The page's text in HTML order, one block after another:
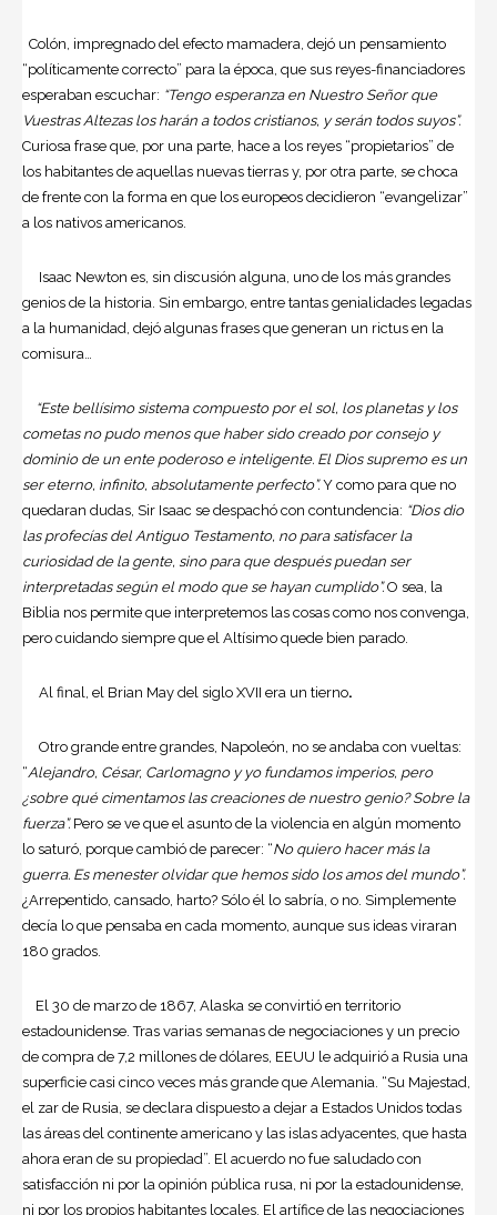
Colón, impregnado del efecto mamadera, dejó un pensamiento
“políticamente correcto” para la época, que sus reyes-financiadores
esperaban escuchar: “Tengo esperanza en Nuestro Señor que
Vuestras Altezas los harán a todos cristianos, y serán todos suyos”.
Curiosa frase que, por una parte, hace a los reyes “propietarios” de
los habitantes de aquellas nuevas tierras y, por otra parte, se choca
de frente con la forma en que los europeos decidieron “evangelizar”
a los nativos americanos.
Isaac Newton es, sin discusión alguna, uno de los más grandes
genios de la historia. Sin embargo, entre tantas genialidades legadas
a la humanidad, dejó algunas frases que generan un rictus en la
comisura…
“Este bellísimo sistema compuesto por el sol, los planetas y los
cometas no pudo menos que haber sido creado por consejo y
dominio de un ente poderoso e inteligente. El Dios supremo es un
ser eterno, infinito, absolutamente perfecto”.Y como para que no
quedaran dudas, Sir Isaac se despachó con contundencia: “Dios dio
las profecías del Antiguo Testamento, no para satisfacer la
curiosidad de la gente, sino para que después puedan ser
interpretadas según el modo que se hayan cumplido”.O sea, la
Biblia nos permite que interpretemos las cosas como nos convenga,
pero cuidando siempre que el Altísimo quede bien parado.
Al final, el Brian May del siglo XVII era un tierno.
Otro grande entre grandes, Napoleón, no se andaba con vueltas:
“Alejandro, César, Carlomagno y yo fundamos imperios, pero
¿sobre qué cimentamos las creaciones de nuestro genio? Sobre la
fuerza”. Pero se ve que el asunto de la violencia en algún momento
lo saturó, porque cambió de parecer: “No quiero hacer más la
guerra. Es menester olvidar que hemos sido los amos del mundo”.
¿Arrepentido, cansado, harto? Sólo él lo sabría, o no. Simplemente
decía lo que pensaba en cada momento, aunque sus ideas viraran
180 grados.
El 30 de marzo de 1867, Alaska se convirtió en territorio
estadounidense. Tras varias semanas de negociaciones y un precio
de compra de 7,2 millones de dólares, EEUU le adquirió a Rusia una
superficie casi cinco veces más grande que Alemania. “Su Majestad,
el zar de Rusia, se declara dispuesto a dejar a Estados Unidos todas
las áreas del continente americano y las islas adyacentes, que hasta
ahora eran de su propiedad”. El acuerdo no fue saludado con
satisfacción ni por la opinión pública rusa, ni por la estadounidense,
ni por los propios habitantes locales. El artífice de las negociaciones